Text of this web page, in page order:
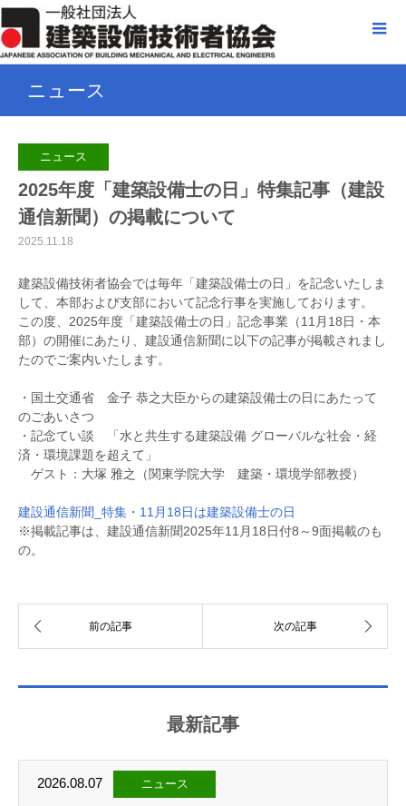
ニュース
ニュース
2025年度「建築設備士の日」特集記事（建設
通信新聞）の掲載について
2025.11.18
建築設備技術者協会では毎年「建築設備士の日」を記念いたしま
して、本部および支部において記念行事を実施しております。
この度、2025年度「建築設備士の日」記念事業（11月18日・本
部）の開催にあたり、建設通信新聞に以下の記事が掲載されまし
たのでご案内いたします。
・国土交通省 金子 恭之大臣からの建築設備士の日にあたって
のごあいさつ
・記念てい談 「水と共生する建築設備 グローバルな社会・経
済・環境課題を超えて」
ゲスト：大塚 雅之（関東学院大学 建築・環境学部教授）
建設通信新聞_特集・11月18日は建築設備士の日
※掲載記事は、建設通信新聞2025年11月18日付8～9面掲載のも
の。
最新記事
2026.08.07 ニュース